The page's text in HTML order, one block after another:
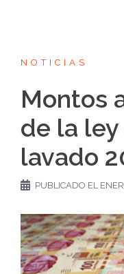
NOTICIAS
Montos
de la
lavado
PUBLICADO EL